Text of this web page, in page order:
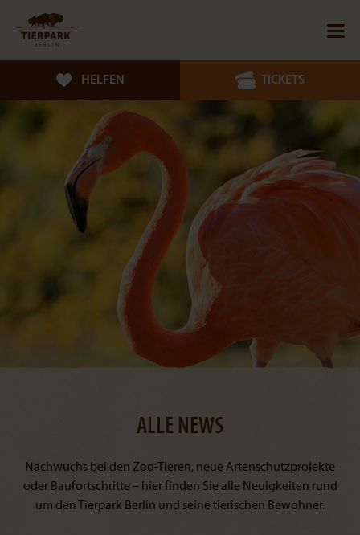
HELFEN TICKETS
ALLE NEWS
Nachwuchs bei den Zoo-Tieren, neue Artenschutzprojekte
oder Baufortschritte – hier finden Sie alle Neuigkeiten rund
um den Tierpark Berlin und seine tierischen Bewohner.